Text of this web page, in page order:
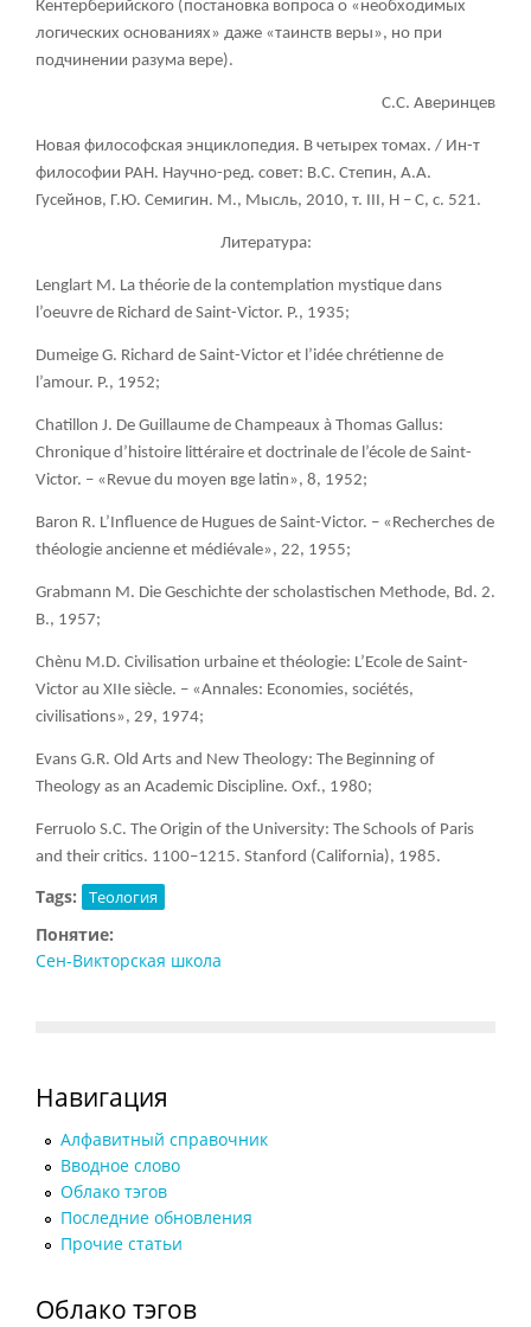
Кентерберийского (постановка вопроса о «необходимых
логических основаниях» даже «таинств веры», но при
подчинении разума вере).
С.С. Аверинцев
Новая философская энциклопедия. В четырех томах. / Ин-т
философии РАН. Научно-ред. совет: В.С. Степин, А.А.
Гусейнов, Г.Ю. Семигин. М., Мысль, 2010, т. III, Н – С, с. 521.
Литература:
Lenglart M. La théorie de la contemplation mystique dans
l’oeuvre de Richard de Saint-Victor. P., 1935;
Dumeige G. Richard de Saint-Victor et l’idée chrétienne de
l’amour. P., 1952;
Chatillon J. De Guillaume de Champeaux à Thomas Gallus:
Chronique d’histoire littéraire et doctrinale de l’école de Saint-
Victor. – «Revue du moyen вge latin», 8, 1952;
Baron R. L’Influence de Hugues de Saint-Victor. – «Recherches de
théologie ancienne et médiévale», 22, 1955;
Grabmann M. Die Geschichte der scholastischen Methode, Bd. 2.
В., 1957;
Chènu M.D. Civilisation urbaine et théologie: L’Ecole de Saint-
Victor au XIIe siècle. – «Annales: Economies, sociétés,
civilisations», 29, 1974;
Evans G.R. Old Arts and New Theology: The Beginning of
Theology as an Academic Discipline. Oxf., 1980;
Ferruolo S.C. The Origin of the University: The Schools of Paris
and their critics. 1100–1215. Stanford (California), 1985.
Tags: Теология
Понятие:
Сен-Викторская школа
Навигация
Алфавитный справочник
Вводное слово
Облако тэгов
Последние обновления
Прочие статьи
Облако тэгов